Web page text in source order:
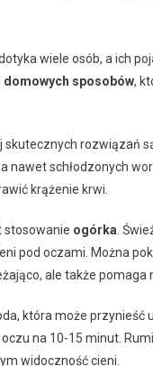
wiele osób, a ich
domowych sposobów,
skutecznych rozwiązań
nawet schłodzonych
krążenie krwi.
stosowanie ogórka .
pod oczami. Można
ale także pomaga
która może
na 10-15 minut.
widoczność cieni.